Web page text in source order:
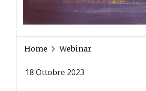
Home Webinar
18 Ottobre 2023